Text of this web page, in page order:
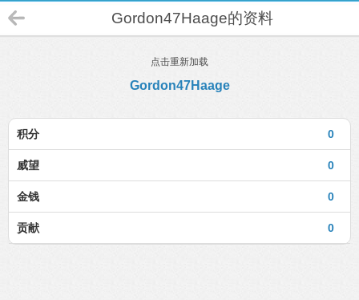
Gordon47Haage的资料
点击重新加载
Gordon47Haage
0
积分
0
威望
0
金钱
0
贡献